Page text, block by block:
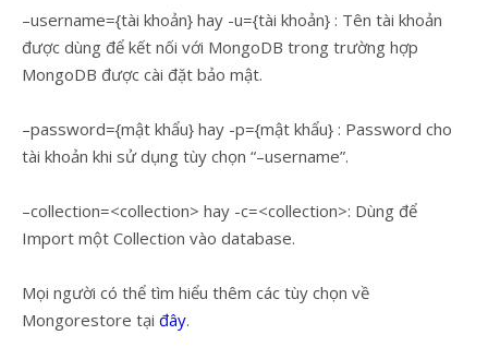
–username={tài khoản} hay -u={tài khoản} : Tên tài khoản
được dùng để kết nối với MongoDB trong trường hợp
MongoDB được cài đặt bảo mật.
–password={mật khẩu} hay -p={mật khẩu} : Password cho
tài khoản khi sử dụng tùy chọn “–username”.
–collection=<collection> hay -c=<collection>: Dùng để
Import một Collection vào database.
Mọi người có thể tìm hiểu thêm các tùy chọn về
Mongorestore tại đây.